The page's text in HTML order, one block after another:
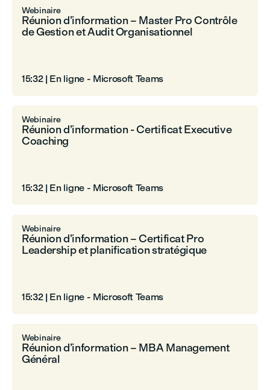
Webinaire
Réunion d’information – Master Pro Contrôle
de Gestion et Audit Organisationnel
15:32| En ligne - Microsoft Teams
Webinaire
Réunion d’information - Certificat Executive
Coaching
15:32| En ligne - Microsoft Teams
Webinaire
Réunion d’information – Certificat Pro
Leadership et planification stratégique
15:32| En ligne - Microsoft Teams
Webinaire
Réunion d’information – MBA Management
Général